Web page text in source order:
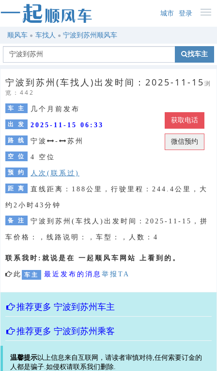
城市 登录
顺风车 车找人 宁波到苏州顺风车
找车主
宁波到苏州(车找人)出发时间：2025-11-15浏
览：442
车 主 几个月前发布
出 发 2025-11-15 06:33
获取电话
微信预约
路 线 宁波 - 苏州
空 位 4 空位
预 约 人次(联系过)
距 离 直线距离：188公里，行驶里程：244.4公里，大
约2小时43分钟
备 注 宁波到苏州(车找人)出发时间：2025-11-15，拼
车价格：，线路说明：，车型：，人数：4
联系我时:就说是在 一起顺风车网站 上看到的。
此 车主 最近发布的消息 举报TA
推荐更多 宁波到苏州车主
推荐更多 宁波到苏州乘客
温馨提示以上信息来自互联网，请读者审慎对待,任何索要订金的
人都是骗子.如侵权请联系我们删除.